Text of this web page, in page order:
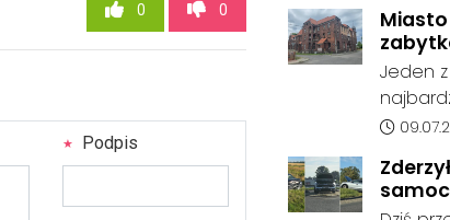
0 0
Podpis
dany
wybór,
jeszcze
Porcie
Jeden
ale też
Portu
Data